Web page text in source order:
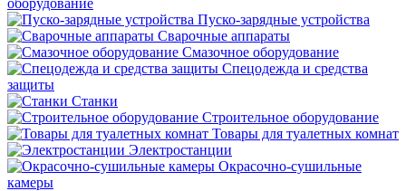
оборудование
Пуско-зарядные устройства
Сварочные аппараты
Смазочное оборудование
Спецодежда и средства
защиты
Станки
Строительное оборудование
Товары для туалетных комнат
Электростанции
Окрасочно-сушильные
камеры